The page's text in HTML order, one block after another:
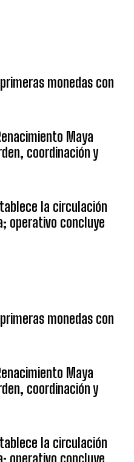
monedas con
Maya
coordinación y
la circulación
operativo concluye
monedas con
Maya
coordinación y
la circulación
operativo concluye